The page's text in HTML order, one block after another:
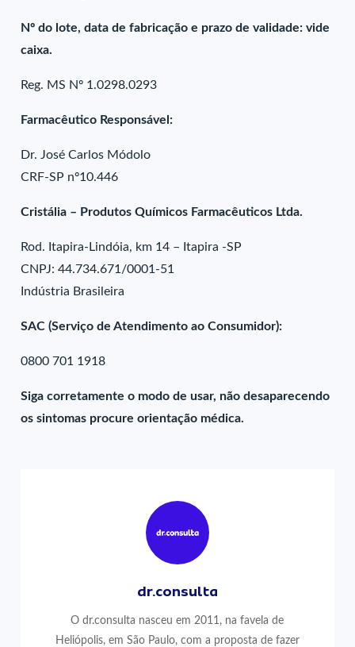
Nº do lote, data de fabricação e prazo de validade: vide
caixa.
Reg. MS Nº 1.0298.0293
Farmacêutico Responsável:
Dr. José Carlos Módolo
CRF-SP nº10.446
Cristália – Produtos Químicos Farmacêuticos Ltda.
Rod. Itapira-Lindóia, km 14 – Itapira -SP
CNPJ: 44.734.671/0001-51
Indústria Brasileira
SAC (Serviço de Atendimento ao Consumidor):
0800 701 1918
Siga corretamente o modo de usar, não desaparecendo
os sintomas procure orientação médica.
dr.consulta
O dr.consulta nasceu em 2011, na favela de
Heliópolis, em São Paulo, com a proposta de fazer